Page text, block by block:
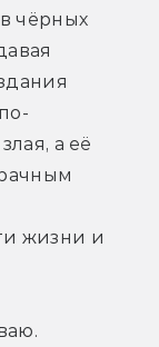
чёрных
а её
жизни и